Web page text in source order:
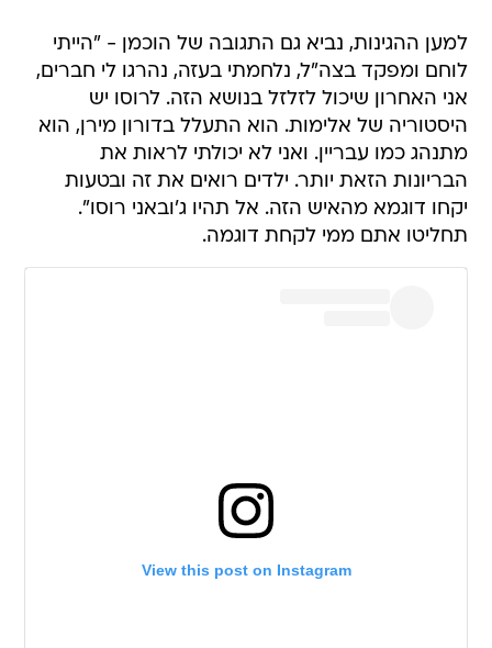
למען ההגינות, נביא גם התגובה של הוכמן - "הייתי
לוחם ומפקד בצה"ל, נלחמתי בעזה, נהרגו לי חברים,
אני האחרון שיכול לזלזל בנושא הזה. לרוסו יש
היסטוריה של אלימות. הוא התעלל בדורון מירן, הוא
מתנהג כמו עבריין. ואני לא יכולתי לראות את
הבריונות הזאת יותר. ילדים רואים את זה ובטעות
יקחו דוגמא מהאיש הזה. אל תהיו ג'ובאני רוסו".
תחליטו אתם ממי לקחת דוגמה.
View this post on Instagram